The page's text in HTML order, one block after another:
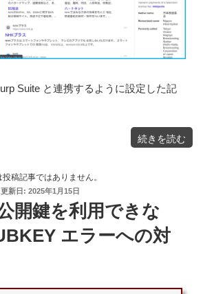
Suite と連携するように設定した記
"Burp
Suite
で
続きを読む
稿記事ではありません。
2025年1月15日
開鍵を利用できな
エラーへの対